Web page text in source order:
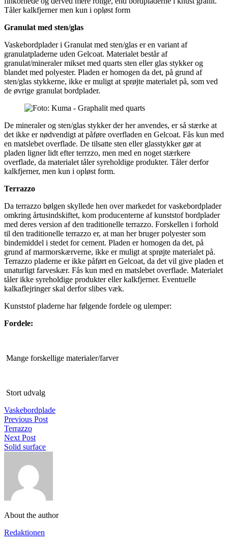
Tåler kalkfjerner men kun i opløst form
Granulat med sten/glas
Vaskebordplader i Granulat med sten/glas er en variant af
granulatpladerne uden Gelcoat. Materialet består af
granulat/mineraler mikset med quarts sten eller glas stykker og
blandet med polyester. Pladen er homogen da det, på grund af
sten/glas stykkerne, ikke er muligt at sprøjte materialet på, som ved
de øvrige granulat bordplader.
De mineraler og sten/glas stykker der her anvendes, er så stærke at
det ikke er nødvendigt at påføre overfladen en Gelcoat. Fås kun med
en matslebet overflade. De tilsatte sten eller glasstykker gør at
pladen ligner lidt efter terrzzo, men med en noget stærkere
overflade, da materialet tåler syreholdige produkter. Tåler derfor
kalkfjerner, men kun i opløst form.
Terrazzo
Da terrazzo bølgen skyllede hen over markedet for vaskebordplader
omkring årtusindskiftet, kom producenterne af kunststof bordplader
med deres version af den traditionelle terrazzo. Forskellen i forhold
til den traditionelle terrazzo er, at man her bruger polyester som
bindemiddel i stedet for cement. Pladen er homogen da det, på
grund af marmorskærverne, ikke er muligt at sprøjte materialet på.
Terrazzo pladerne er ikke påført en Gelcoat, da det vil give pladen et
unaturligt farveskær. Fås kun med en matslebet overflade. Materialet
tåler ikke syreholdige produkter eller kalkfjerner. Eventuelle
kalkaflejringer skal derfor slibes væk.
Kunststof pladerne har følgende fordele og ulemper:
Fordele:
Mange forskellige materialer/farver
Stort udvalg
Vaskebordplade
Previous Post
Terrazzo
Next Post
Solid surface
About the author
Redaktionen